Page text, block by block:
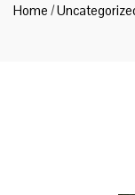
Home /